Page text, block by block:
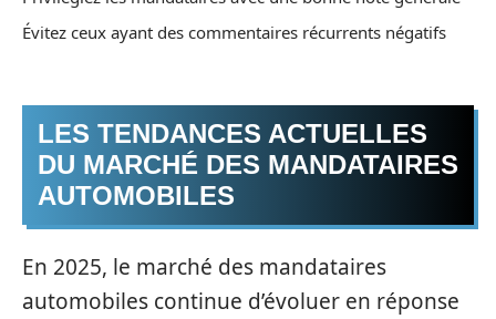
Évitez ceux ayant des commentaires récurrents négatifs
LES TENDANCES ACTUELLES
DU MARCHÉ DES MANDATAIRES
AUTOMOBILES
En 2025, le marché des mandataires
automobiles continue d’évoluer en réponse